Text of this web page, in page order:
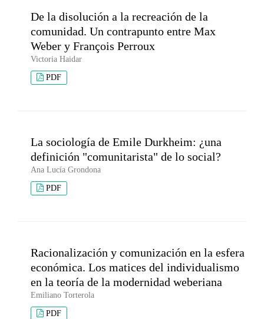
De la disolución a la recreación de la
comunidad. Un contrapunto entre Max
Weber y François Perroux
Victoria Haidar
PDF
La sociología de Emile Durkheim: ¿una
definición "comunitarista" de lo social?
Ana Lucía Grondona
PDF
Racionalización y comunización en la esfera
económica. Los matices del individualismo
en la teoría de la modernidad weberiana
Emiliano Torterola
PDF